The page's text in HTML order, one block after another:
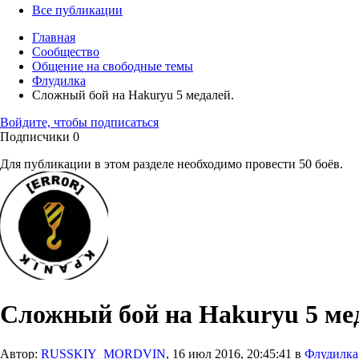
Все публикации
Главная
Сообщество
Общение на свободные темы
Флудилка
Сложный бой на Hakuryu 5 медалей.
Войдите, чтобы подписаться
Подписчики 0
Для публикации в этом разделе необходимо провести 50 боёв.
Сложный бой на Hakuryu 5
Автор: RUSSKIY_MORDVIN, 16 июл 2016, 20:45:41 в Флудилка